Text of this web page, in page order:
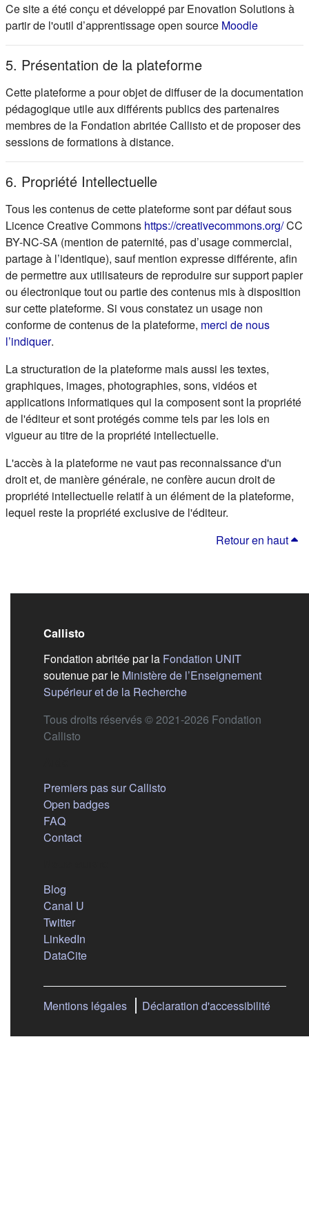
Ce site a été conçu et développé par Enovation Solutions à
partir de l'outil d’apprentissage open source Moodle(s'ouvre
5. Présentation de la plateforme
Cette plateforme a pour objet de diffuser de la documentation
pédagogique utile aux différents publics des partenaires
membres de la Fondation abritée Callisto et de proposer des
sessions de formations à distance.
6. Propriété Intellectuelle
Tous les contenus de cette plateforme sont par défaut sous
Licence Creative Commons https://creativecommons.org/CC
BY-NC-SA (mention de paternité, pas d’usage commercial,
partage à l’identique), sauf mention expresse différente, afin
de permettre aux utilisateurs de reproduire sur support papier
ou électronique tout ou partie des contenus mis à disposition
sur cette plateforme. Si vous constatez un usage non
conforme de contenus de la plateforme, merci de nous
l’indiquer(s'ouvre dans un nouvel onglet)
.
La structuration de la plateforme mais aussi les textes,
graphiques, images, photographies, sons, vidéos et
applications informatiques qui la composent sont la propriété
de l'éditeur et sont protégés comme tels par les lois en
vigueur au titre de la propriété intellectuelle.
L'accès à la plateforme ne vaut pas reconnaissance d'un
droit et, de manière générale, ne confère aucun droit de
propriété intellectuelle relatif à un élément de la plateforme,
lequel reste la propriété exclusive de l'éditeur.
Retour en haut
Callisto
Fondation abritée par la Fondation UNIT(s'ouvre
soutenue par le Ministère de l’Enseignement
Supérieur et de la Recherche(s'ouvre dans un nouvel
Tous droits réservés © 2021-2026 Fondation
Callisto
Premiers pas sur Callisto
Open badges
FAQ
Contact
Blog
Canal U
Twitter(s'ouvre dans un nouvel onglet)
LinkedIn
DataCite(s'ouvre dans un nouvel onglet)
Mentions légales Déclaration d'accessibilité